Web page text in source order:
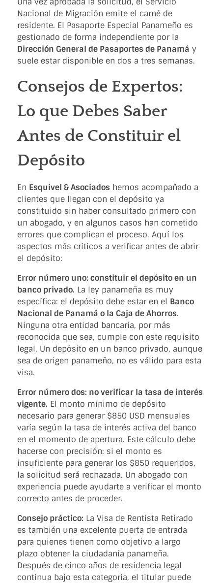
Nacional de Migración emite el carné de
residente. El Pasaporte Especial Panameño es
gestionado de forma independiente por la
Dirección General de Pasaportes de Panamá y
suele estar disponible en dos a tres semanas.
Consejos de Expertos:
Lo que Debes Saber
Antes de Constituir el
Depósito
En Esquivel & Asociados hemos acompañado a
clientes que llegan con el depósito ya
constituido sin haber consultado primero con
un abogado, y en algunos casos han cometido
errores que complican el proceso. Aquí los
aspectos más críticos a verificar antes de abrir
el depósito:
Error número uno: constituir el depósito en un
banco privado. La ley panameña es muy
específica: el depósito debe estar en el Banco
Nacional de Panamá o la Caja de Ahorros.
Ninguna otra entidad bancaria, por más
reconocida que sea, cumple con este requisito
legal. Un depósito en un banco privado, aunque
sea de origen panameño, no es válido para esta
visa.
Error número dos: no verificar la tasa de interés
vigente. El monto mínimo de depósito
necesario para generar $850 USD mensuales
varía según la tasa de interés activa del banco
en el momento de apertura. Este cálculo debe
hacerse con precisión: si el monto es
insuficiente para generar los $850 requeridos,
la solicitud será rechazada. Un abogado con
experiencia puede ayudarte a verificar el monto
correcto antes de proceder.
Consejo práctico: La Visa de Rentista Retirado
es también una excelente puerta de entrada
para quienes tienen como objetivo a largo
plazo obtener la ciudadanía panameña.
Después de cinco años de residencia legal
continua bajo esta categoría, el titular puede